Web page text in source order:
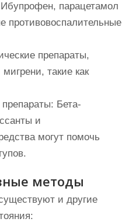
Ибупрофен, парацетамол
противовоспалительные
препараты,
такие как
Бета-
и
могут помочь
методы
и другие